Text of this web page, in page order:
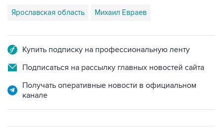
Ярославская область Михаил Евраев
Купить подписку на профессиональную ленту
Подписаться на рассылку главных новостей сайта
Получать оперативные новости в официальном
канале